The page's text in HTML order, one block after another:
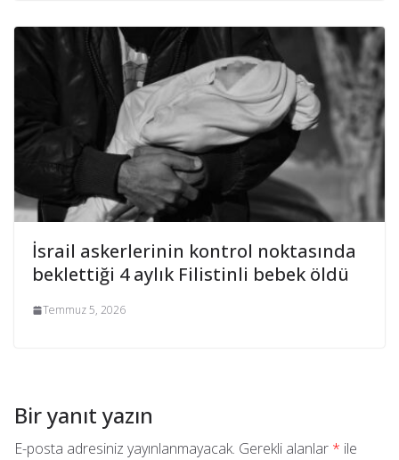
İsrail askerlerinin kontrol noktasında
beklettiği 4 aylık Filistinli bebek öldü
Temmuz 5, 2026
Bir yanıt yazın
E-posta adresiniz yayınlanmayacak. Gerekli alanlar * ile